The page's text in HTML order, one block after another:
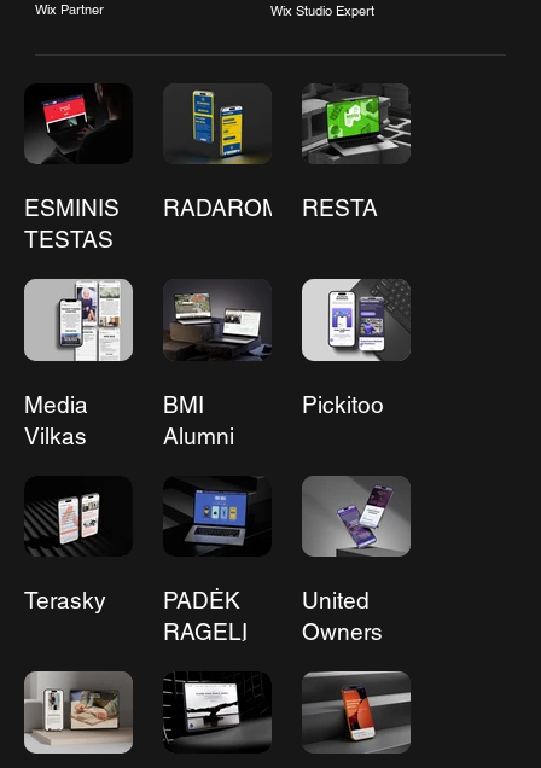
Wix Partner Wix Studio Expert
ESMINIS
TESTAS
RADAROM! RESTA
Media
Vilkas
BMI
Alumni
Club
Pickitoo
Terasky
PADĖK
RAGELĮ
United
Owners